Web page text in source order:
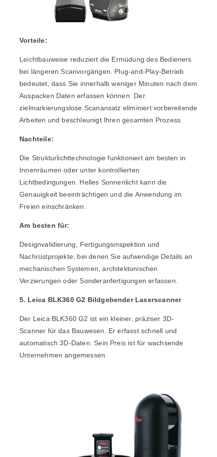
Vorteile:
Leichtbauweise reduziert die Ermüdung des Bedieners
bei längeren Scanvorgängen. Plug-and-Play-Betrieb
bedeutet, dass Sie innerhalb weniger Minuten nach dem
Auspacken Daten erfassen können. Der
zielmarkierungslose Scanansatz eliminiert vorbereitende
Arbeiten und beschleunigt Ihren gesamten Prozess.
Nachteile:
Die Strukturlichttechnologie funktioniert am besten in
Innenräumen oder unter kontrollierten
Lichtbedingungen. Helles Sonnenlicht kann die
Genauigkeit beeinträchtigen und die Anwendung im
Freien einschränken.
Am besten für:
Designvalidierung, Fertigungsinspektion und
Nachrüstprojekte, bei denen Sie aufwendige Details an
mechanischen Systemen, architektonischen
Verzierungen oder Sonderanfertigungen erfassen.
5. Leica BLK360 G2 Bildgebender Laserscanner
Der Leica BLK360 G2 ist ein kleiner, präziser 3D-
Scanner für das Bauwesen. Er erfasst schnell und
automatisch 3D-Daten. Sein Preis ist für wachsende
Unternehmen angemessen.